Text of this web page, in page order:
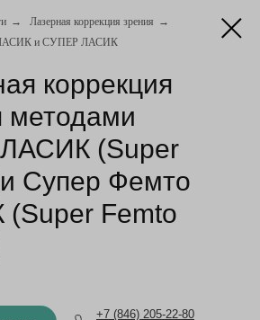
→ Лазерная коррекция зрения →
и СУПЕР ЛАСИК
коррекция
методами
(Super
Супер Фемто
Femto
+7 (846) 205-22-80